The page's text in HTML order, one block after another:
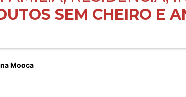
SEM CHEIRO E
Mooca